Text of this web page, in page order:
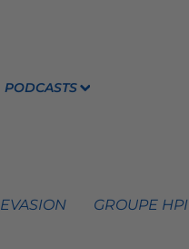
PODCASTS
GROUPE HPI